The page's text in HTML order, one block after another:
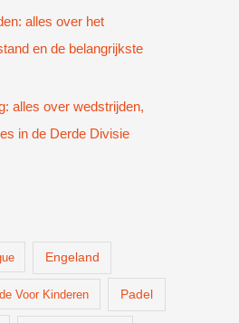
alles over het
en de belangrijkste
alles over wedstrijden,
in de Derde Divisie
Engeland
Voor Kinderen Padel